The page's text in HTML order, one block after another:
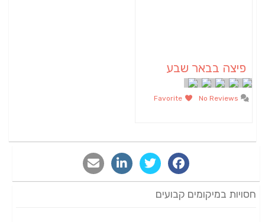
פיצה בבאר שבע
חסויות במיקומים קבועים